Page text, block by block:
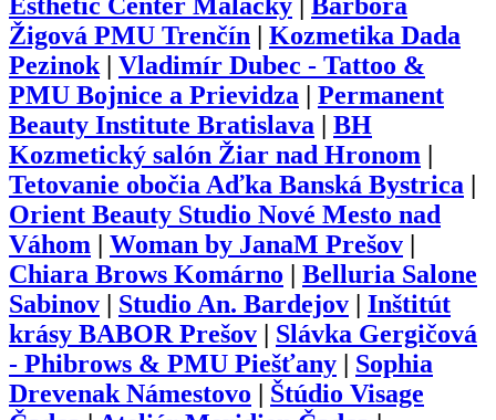
Esthetic Center Malacky
Barbora
Žigová PMU Trenčín
Kozmetika Dada
Pezinok| Vladimír Dubec - Tattoo &
PMU Bojnice a Prievidza
Permanent
Beauty Institute Bratislava
BH
Kozmetický salón Žiar nad Hronom
Tetovanie obočia Aďka Banská Bystrica
Orient Beauty Studio Nové Mesto nad
Váhom
Woman by JanaM Prešov
Chiara Brows Komárno
Belluria Salone
Sabinov
Studio An. Bardejov
Inštitút
krásy BABOR Prešov
Slávka Gergičová
- Phibrows & PMU Piešťany
Sophia
Drevenak Námestovo
Štúdio Visage